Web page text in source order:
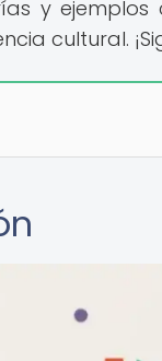
y
cultural.